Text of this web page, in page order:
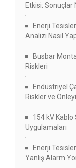
Etkisi: Sonuçlar
Enerji
Analizi Nasıl
Busbar
Riskleri
Endüstriyel
Riskler ve
154 kV
Uygulamaları
Enerji
Yanlış Alarm